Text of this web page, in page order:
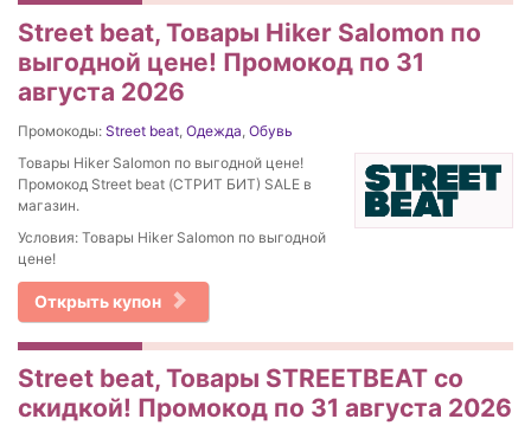
Street beat, Товары Hiker Salomon по
выгодной цене! Промокод по 31
августа 2026
Промокоды: Street beat, Одежда, Обувь
Товары Hiker Salomon по выгодной цене!
Промокод Street beat (СТРИТ БИТ) SALE в
магазин.
Условия: Товары Hiker Salomon по выгодной
цене!
Открыть купон
Street beat, Товары STREETBEAT со
скидкой! Промокод по 31 августа 2026